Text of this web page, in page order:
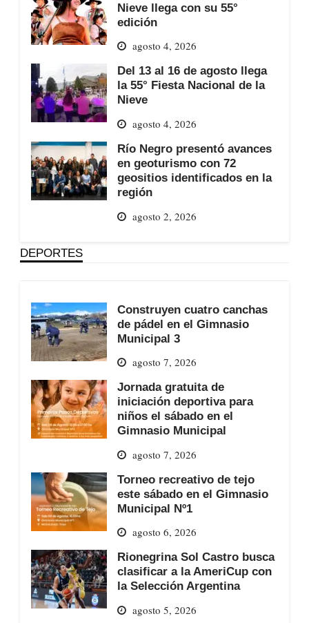
Nieve llega con su 55°
edición
agosto 4, 2026
Del 13 al 16 de agosto llega
la 55° Fiesta Nacional de la
Nieve
agosto 4, 2026
Río Negro presentó avances
en geoturismo con 72
geositios identificados en la
región
agosto 2, 2026
DEPORTES
Construyen cuatro canchas
de pádel en el Gimnasio
Municipal 3
agosto 7, 2026
Jornada gratuita de
iniciación deportiva para
niños el sábado en el
Gimnasio Municipal
agosto 7, 2026
Torneo recreativo de tejo
este sábado en el Gimnasio
Municipal Nº1
agosto 6, 2026
Rionegrina Sol Castro busca
clasificar a la AmeriCup con
la Selección Argentina
agosto 5, 2026